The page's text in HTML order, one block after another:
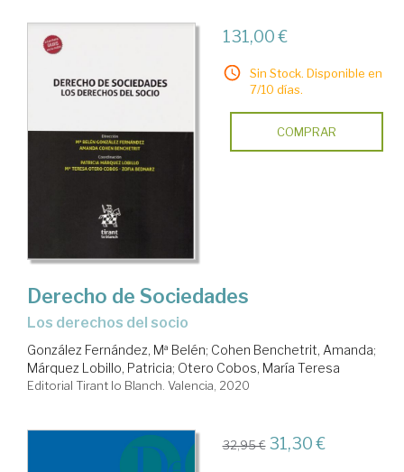
131,00 €
Sin Stock. Disponible en
7/10 días.
COMPRAR
Derecho de Sociedades
Los derechos del socio
González Fernández, Mª Belén; Cohen Benchetrit, Amanda;
Márquez Lobillo, Patricia; Otero Cobos, María Teresa
Editorial Tirant lo Blanch. Valencia, 2020
32,95 € 31,30 €